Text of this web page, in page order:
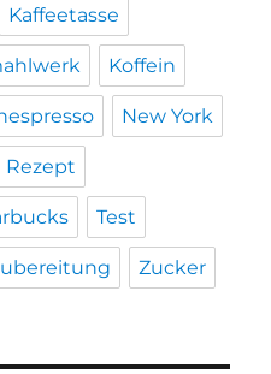
Kaffeetasse
Koffein
New York
Rezept
Test
Zucker